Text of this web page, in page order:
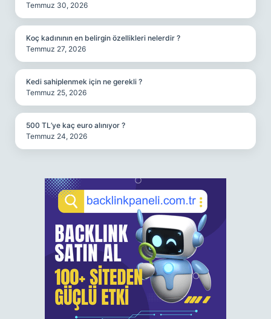
Temmuz 30, 2026
Koç kadınının en belirgin özellikleri nelerdir ?
Temmuz 27, 2026
Kedi sahiplenmek için ne gerekli ?
Temmuz 25, 2026
500 TL’ye kaç euro alınıyor ?
Temmuz 24, 2026